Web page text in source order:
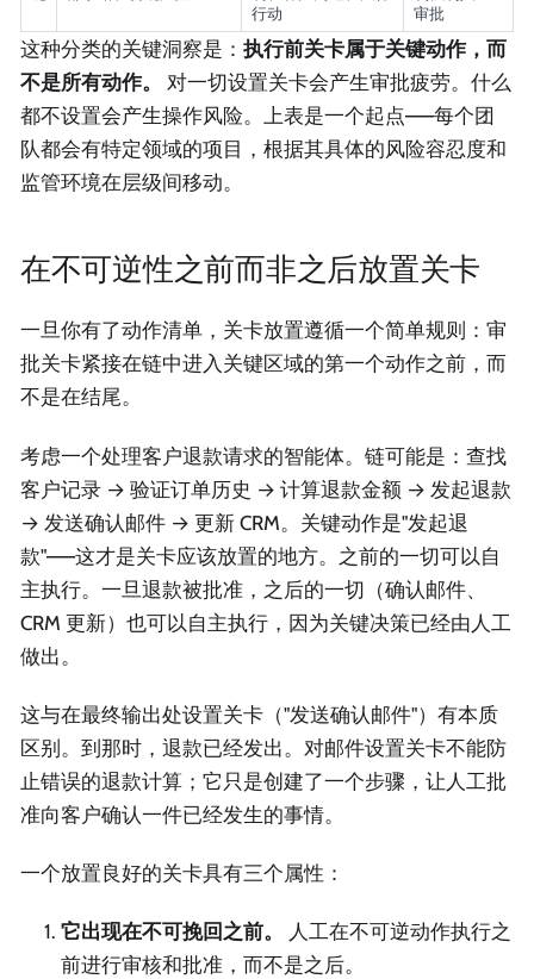
行动
审批
这种分类的关键洞察是： 执行前关卡属于关键动作，而
不是所有动作。
对一切设置关卡会产生审批疲劳。什么
都不设置会产生操作风险。上表是一个起点——每个团
队都会有特定领域的项目，根据其具体的风险容忍度和
监管环境在层级间移动。
在不可逆性之前而非之后放置关卡
一旦你有了动作清单，关卡放置遵循一个简单规则：审
批关卡紧接在链中进入关键区域的第一个动作之前，而
不是在结尾。
考虑一个处理客户退款请求的智能体。链可能是：查找
客户记录 → 验证订单历史 → 计算退款金额 → 发起退款
→ 发送确认邮件 → 更新 CRM。关键动作是"发起退
款"——这才是关卡应该放置的地方。之前的一切可以自
主执行。一旦退款被批准，之后的一切（确认邮件、
CRM 更新）也可以自主执行，因为关键决策已经由人工
做出。
这与在最终输出处设置关卡（"发送确认邮件"）有本质
区别。到那时，退款已经发出。对邮件设置关卡不能防
止错误的退款计算；它只是创建了一个步骤，让人工批
准向客户确认一件已经发生的事情。
一个放置良好的关卡具有三个属性：
它出现在不可挽回之前。
人工在不可逆动作执行之
前进行审核和批准，而不是之后。